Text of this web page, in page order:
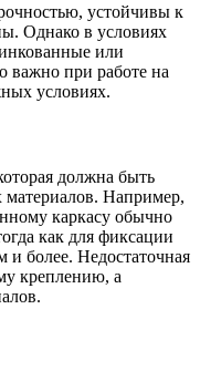
устойчивы к
Однако в условиях
или
важно при работе на
условиях.
должна быть
Например,
каркасу обычно
как для фиксации
более. Недостаточная
креплению, а